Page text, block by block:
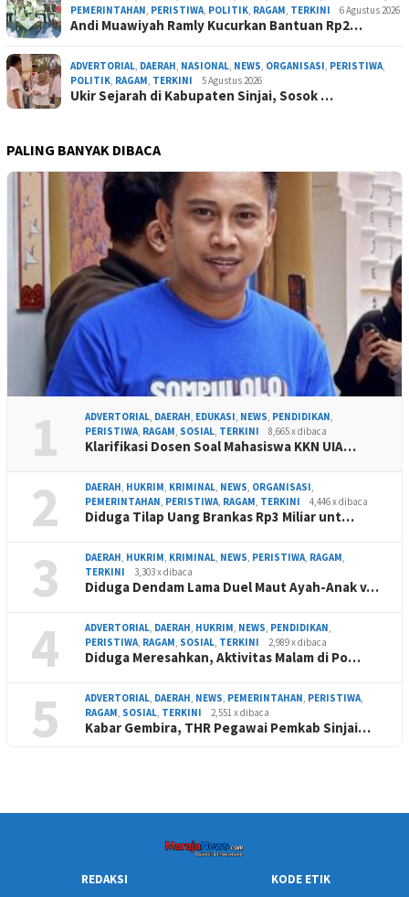
PEMERINTAHAN, PERISTIWA, POLITIK, RAGAM, TERKINI 6 Agustus 2026
Andi Muawiyah Ramly Kucurkan Bantuan Rp2…
ADVERTORIAL, DAERAH, NASIONAL, NEWS, ORGANISASI, PERISTIWA,
POLITIK, RAGAM, TERKINI 5 Agustus 2026
Ukir Sejarah di Kabupaten Sinjai, Sosok …
PALING BANYAK DIBACA
1 ADVERTORIAL, DAERAH, EDUKASI, NEWS, PENDIDIKAN,
PERISTIWA, RAGAM, SOSIAL, TERKINI 8,665 x dibaca
Klarifikasi Dosen Soal Mahasiswa KKN UIA…
2 DAERAH, HUKRIM, KRIMINAL, NEWS, ORGANISASI,
PEMERINTAHAN, PERISTIWA, RAGAM, TERKINI 4,446 x dibaca
Diduga Tilap Uang Brankas Rp3 Miliar unt…
3 DAERAH, HUKRIM, KRIMINAL, NEWS, PERISTIWA, RAGAM,
TERKINI
3,303 x dibaca
Diduga Dendam Lama Duel Maut Ayah-Anak v…
4 ADVERTORIAL, DAERAH, HUKRIM, NEWS, PENDIDIKAN,
PERISTIWA, RAGAM, SOSIAL, TERKINI 2,989 x dibaca
Diduga Meresahkan, Aktivitas Malam di Po…
5 ADVERTORIAL, DAERAH, NEWS, PEMERINTAHAN, PERISTIWA,
RAGAM, SOSIAL, TERKINI 2,551 x dibaca
Kabar Gembira, THR Pegawai Pemkab Sinjai…
REDAKSI KODE ETIK